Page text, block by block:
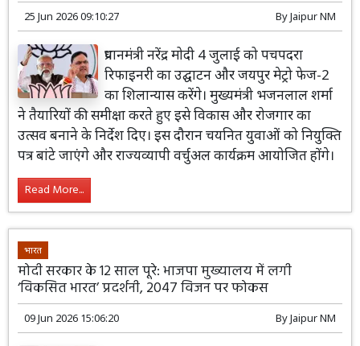
25 Jun 2026 09:10:27 ByJaipur NM
प्रधानमंत्री नरेंद्र मोदी 4 जुलाई को पचपदरा
रिफाइनरी का उद्घाटन और जयपुर मेट्रो फेज-2
का शिलान्यास करेंगे। मुख्यमंत्री भजनलाल शर्मा
ने तैयारियों की समीक्षा करते हुए इसे विकास और रोजगार का
उत्सव बनाने के निर्देश दिए। इस दौरान चयनित युवाओं को नियुक्ति
पत्र बांटे जाएंगे और राज्यव्यापी वर्चुअल कार्यक्रम आयोजित होंगे।
Read More...
भारत
मोदी सरकार के 12 साल पूरे: भाजपा मुख्यालय में लगी
‘विकसित भारत’ प्रदर्शनी, 2047 विजन पर फोकस
09 Jun 2026 15:06:20 ByJaipur NM